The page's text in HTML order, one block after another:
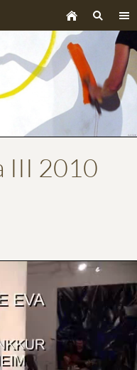
III 2010